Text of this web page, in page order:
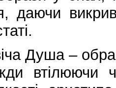
даючи
Душа –
втілюючи